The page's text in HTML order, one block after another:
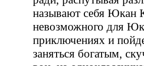
называют себя Юкан
невозможного для
приключениях и
заняться богатым,